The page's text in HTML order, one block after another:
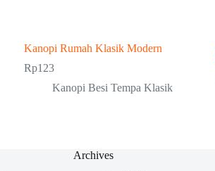
Kanopi Rumah Klasik Modern
Rp123
Kanopi Besi Tempa Klasik
Archives